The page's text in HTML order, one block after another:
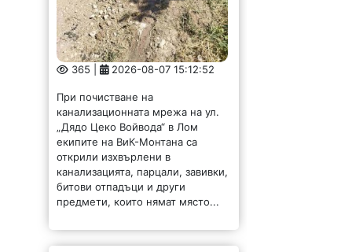
365 | 2026-08-07 15:12:52
При почистване на
канализационната мрежа на ул.
„Дядо Цеко Войвода“ в Лом
екипите на ВиК-Монтана са
открили изхвърлени в
канализацията, парцали, завивки,
битови отпадъци и други
предмети, които нямат място...